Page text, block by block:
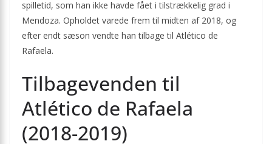
spilletid, som han ikke havde fået i tilstrækkelig grad i
Mendoza. Opholdet varede frem til midten af 2018, og
efter endt sæson vendte han tilbage til Atlético de
Rafaela.
Tilbagevenden til
Atlético de Rafaela
(2018-2019)